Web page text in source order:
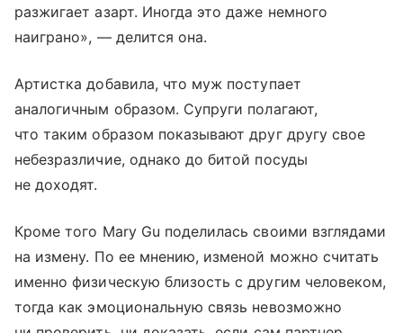
разжигает азарт. Иногда это даже немного
наиграно», — делится она.
Артистка добавила, что муж поступает
аналогичным образом. Супруги полагают,
что таким образом показывают друг другу свое
небезразличие, однако до битой посуды
не доходят.
Кроме того Mary Gu поделилась своими взглядами
на измену. По ее мнению, изменой можно считать
именно физическую близость с другим человеком,
тогда как эмоциональную связь невозможно